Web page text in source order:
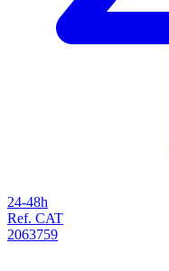
24-48h
Ref. CAT
2063759